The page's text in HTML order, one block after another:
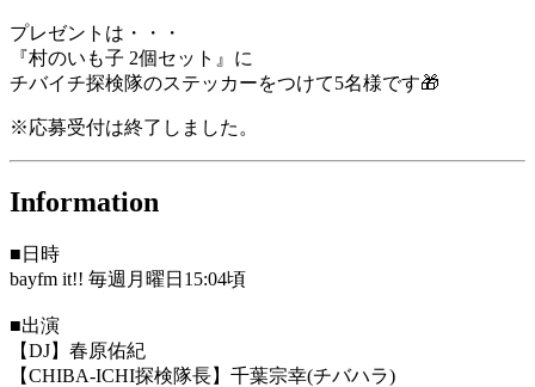
プレゼントは・・・
『村のいも子 2個セット』に
チバイチ探検隊のステッカーをつけて5名様です🎁
※応募受付は終了しました。
Information
■日時
bayfm it!! 毎週月曜日15:04頃
■出演
【DJ】春原佑紀
【CHIBA-ICHI探検隊長】千葉宗幸(チバハラ)